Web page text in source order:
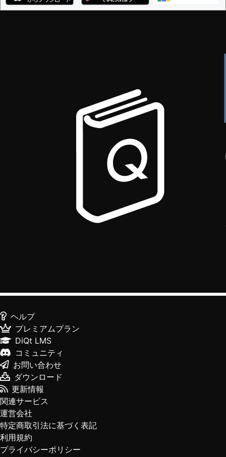
ヘルプ
プレミアムプラン
DiQt LMS
コミュニティ
お問い合わせ
ダウンロード
更新情報
関連サービス
運営会社
特定商取引法に基づく表記
利用規約
プライバシーポリシー